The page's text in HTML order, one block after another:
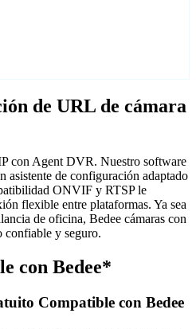
de URL de cámara
con Agent DVR. Nuestro software
asistente de configuración adaptado
ONVIF y RTSP le
flexible entre plataformas. Ya sea
de oficina, Bedee cámaras con
y seguro.
con Bedee*
Compatible con Bedee